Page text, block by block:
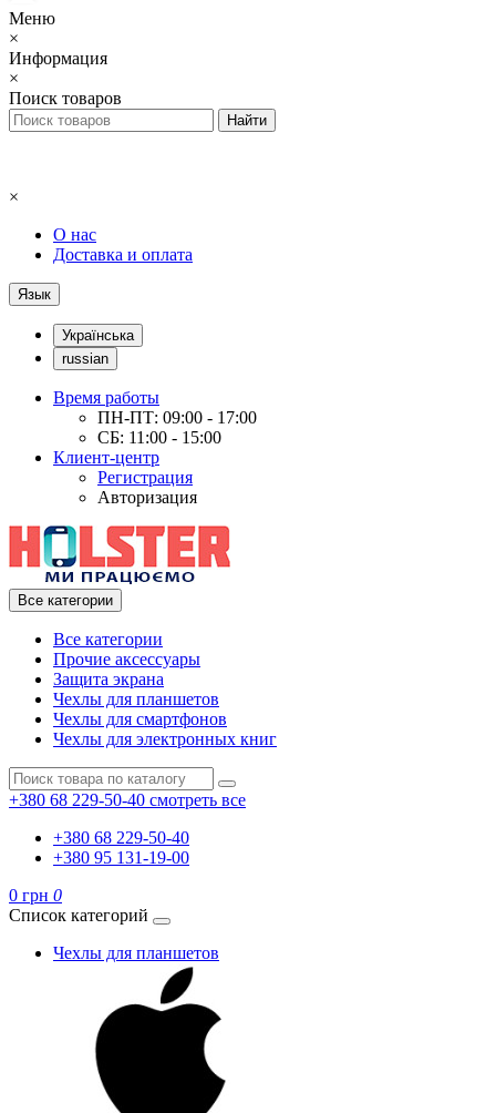
Меню
×
Информация
×
Поиск товаров
×
О нас
Доставка и оплата
Язык
Українська
russian
Время работы
ПН-ПТ: 09:00 - 17:00
СБ: 11:00 - 15:00
Клиент-центр
Регистрация
Авторизация
Все категории
Все категории
Прочие аксессуары
Защита экрана
Чехлы для планшетов
Чехлы для смартфонов
Чехлы для электронных книг
+380 68 229-50-40 смотреть все
+380 68 229-50-40
+380 95 131-19-00
0 грн 0
Список категорий
Чехлы для планшетов